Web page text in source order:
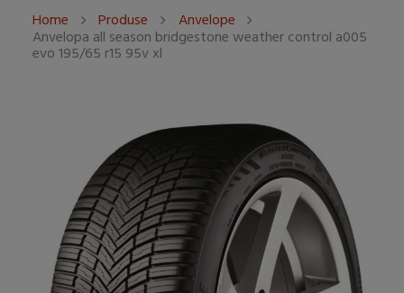
Home Produse Anvelope
Anvelopa all season bridgestone weather control a005
evo 195/65 r15 95v xl